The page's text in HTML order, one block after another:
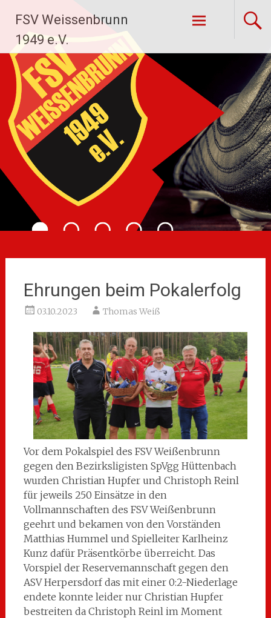
Inhalt
springen
FSV Weissenbrunn
1949 e.V.
Ehrungen beim Pokalerfolg
03.10.2023 Thomas Weiß
Vor dem Pokalspiel des FSV Weißenbrunn
gegen den Bezirksligisten SpVgg Hüttenbach
wurden Christian Hupfer und Christoph Reinl
für jeweils 250 Einsätze in den
Vollmannschaften des FSV Weißenbrunn
geehrt und bekamen von den Vorständen
Matthias Hummel und Spielleiter Karlheinz
Kunz dafür Präsentkörbe überreicht. Das
Vorspiel der Reservemannschaft gegen den
ASV Herpersdorf das mit einer 0:2-Niederlage
endete konnte leider nur Christian Hupfer
bestreiten da Christoph Reinl im Moment